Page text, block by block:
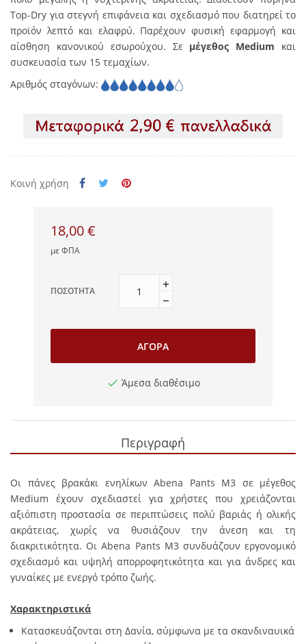
Top-Dry για στεγνή επιφάνεια και σχεδιασμό που διατηρεί το
προϊόν λεπτό και ελαφρύ. Παρέχουν φυσική εφαρμογή και
αίσθηση κανονικού εσωρούχου. Σε μέγεθος Medium και
συσκευασία των 15 τεμαχίων.
Αριθμός σταγόνων:
Κοινή χρήση
18,00 €
με ΦΠΑ
ΠΟΣΌΤΗΤΑ
ΑΓΟΡΆ
Άμεσα διαθέσιμο
Περιγραφή
Οι πάνες βρακάκι ενηλίκων Abena Pants M3 σε μέγεθος
Medium έχουν σχεδιαστεί για χρήστες που χρειάζονται
αξιόπιστη προστασία σε περιπτώσεις πολύ βαριάς ή ολικής
ακράτειας, χωρίς να θυσιάζουν την άνεση και τη
διακριτικότητα. Οι Abena Pants M3 συνδυάζουν εργονομικό
σχεδιασμό και υψηλή απορροφητικότητα και για άνδρες και
γυναίκες με ενεργό τρόπο ζωής.
Χαρακτηριστικά
Κατασκευάζονται στη Δανία, σύμφωνα με τα σκανδιναυικά